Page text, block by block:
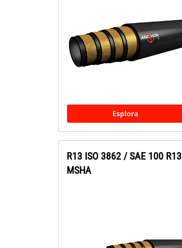
Esplora
R13 ISO 3862 / SAE 100 R13
MSHA